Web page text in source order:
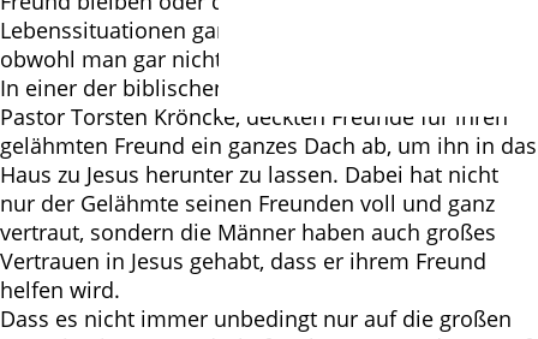
Lebenssituationen ganz unerwartet für einen da sind,
obwohl man gar nicht mit ihnen gerechnet hat.
In einer der biblischen Lieblingsgeschichten von
Pastor Torsten Kröncke, deckten Freunde für ihren
gelähmten Freund ein ganzes Dach ab, um ihn in das
Haus zu Jesus herunter zu lassen. Dabei hat nicht
nur der Gelähmte seinen Freunden voll und ganz
vertraut, sondern die Männer haben auch großes
Vertrauen in Jesus gehabt, dass er ihrem Freund
helfen wird.
Dass es nicht immer unbedingt nur auf die großen